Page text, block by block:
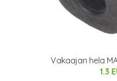
Vakaajan hela
1.3